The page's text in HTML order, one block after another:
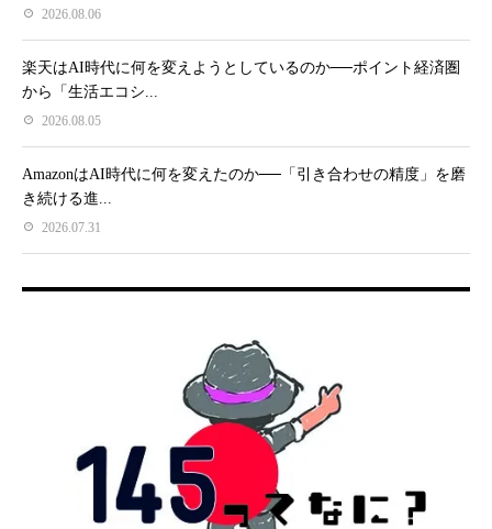
2026.08.06
楽天はAI時代に何を変えようとしているのか──ポイント経済圏
から「生活エコシ...
2026.08.05
AmazonはAI時代に何を変えたのか──「引き合わせの精度」を磨
き続ける進...
2026.07.31